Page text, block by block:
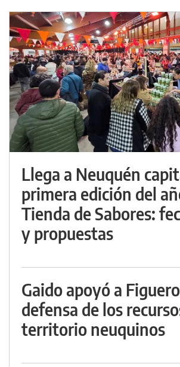
Llega a Neuquén
primera edición del
Tienda de Sabores:
y propuestas
Gaido apoyó a
defensa de los
territorio neuquinos